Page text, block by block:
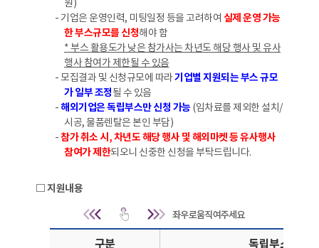
원)
- 기업은 운영인력, 미팅일정 등을 고려하여 실제 운영 가능
한 부스규모를 신청해야 함
* 부스 활용도가 낮은 참가사는 차년도 해당 행사 및 유사
행사 참여가 제한될 수 있음
- 모집결과 및 신청규모에 따라기업별 지원되는 부스 규모
가 일부 조정될 수 있음
-해외기업은 독립부스만 신청 가능 (임차료를 제외한 설치/
시공, 물품렌탈은 본인 부담)
-참가 취소 시, 차년도 해당 행사 및 해외마켓 등 유사행사
참여가 제한되오니 신중한 신청을 부탁드립니다.
□ 지원내용
지원내용 | 구분, 독립
구분 독립부스